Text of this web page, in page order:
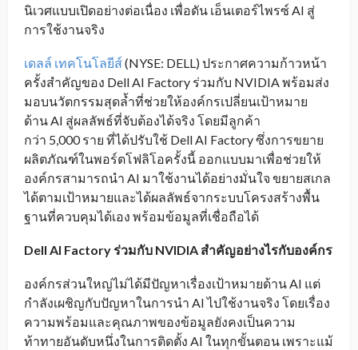
นิเวศแบบเปิดอย่างต่อเนื่อง เพื่อดัน เอ็นเตอร์ไพรซ์ AI สู่
การใช้งานจริง
เดลล์ เทคโนโลยีส์(NYSE: DELL) ประกาศความก้าวหน้า
ครั้งสำคัญของ Dell AI Factory ร่วมกับ NVIDIA พร้อมส่ง
มอบนวัตกรรมสุดล้ำที่ช่วยให้องค์กรเปลี่ยนเป้าหมาย
ด้าน AI สู่ผลลัพธ์ที่จับต้องได้จริง โดยมีลูกค้า
กว่า 5,000 ราย ที่ได้ปรับใช้ Dell AI Factory ซึ่งการขยาย
ผลิตภัณฑ์ในพอร์ตโฟลิโอครั้งนี้ ออกแบบมาเพื่อช่วยให้
องค์กรสามารถนำ AI มาใช้งานได้อย่างมั่นใจ ขยายสเกล
ได้ตามเป้าหมายและได้ผลลัพธ์จากระบบโครงสร้างพื้น
ฐานที่ควบคุมได้เอง พร้อมข้อมูลที่เชื่อถือได้
Dell AI Factory ร่วมกับ NVIDIA สำคัญอย่างไรกับองค์กร
องค์กรส่วนใหญ่ไม่ได้มีปัญหาเรื่องเป้าหมายด้าน AI แต่
กำลังเผชิญกับปัญหาในการนำ AI ไปใช้งานจริง โดยเรื่อง
ความพร้อมและคุณภาพของข้อมูลยังคงเป็นความ
ท้าทายอันดับหนึ่งในการติดตั้ง AI ในทุกขั้นตอน เพราะแม้